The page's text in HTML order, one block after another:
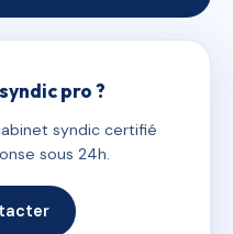
pro ?
syndic certifié
sous 24h.